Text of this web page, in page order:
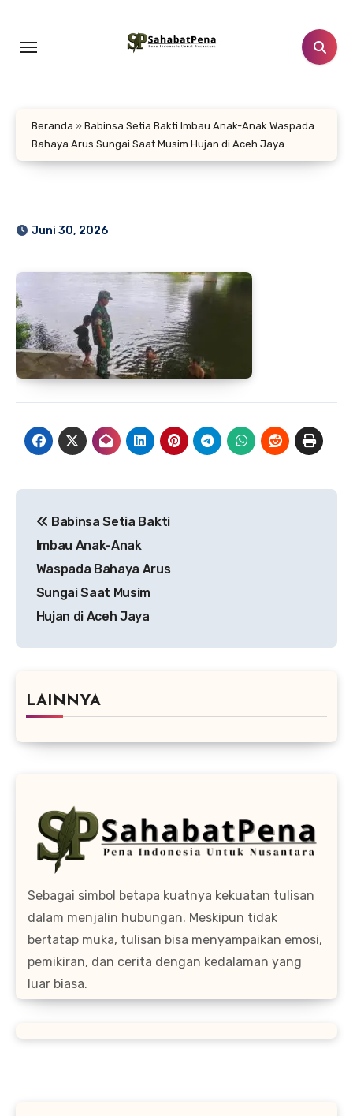
konten
Beranda » Babinsa Setia Bakti Imbau Anak-Anak Waspada
Bahaya Arus Sungai Saat Musim Hujan di Aceh Jaya
Juni 30, 2026
pos
Babinsa Setia Bakti
Imbau Anak-Anak
Waspada Bahaya Arus
Sungai Saat Musim
Hujan di Aceh Jaya
LAINNYA
Sebagai simbol betapa kuatnya kekuatan tulisan
dalam menjalin hubungan. Meskipun tidak
bertatap muka, tulisan bisa menyampaikan emosi,
pemikiran, dan cerita dengan kedalaman yang
luar biasa.